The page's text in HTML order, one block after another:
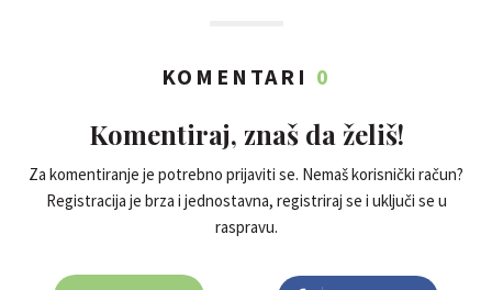
KOMENTARI 0
Komentiraj, znaš da želiš!
Za komentiranje je potrebno prijaviti se. Nemaš korisnički račun?
Registracija je brza i jednostavna, registriraj se i uključi se u
raspravu.